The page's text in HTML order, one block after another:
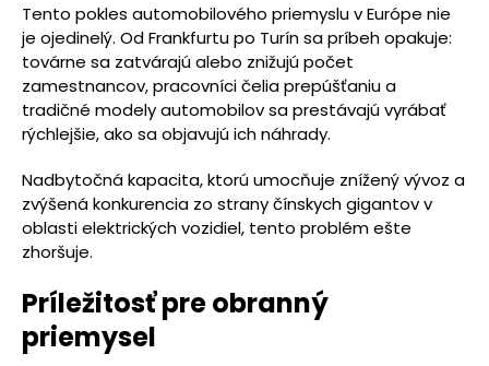
Tento pokles automobilového priemyslu v Európe nie
je ojedinelý. Od Frankfurtu po Turín sa príbeh opakuje:
továrne sa zatvárajú alebo znižujú počet
zamestnancov, pracovníci čelia prepúšťaniu a
tradičné modely automobilov sa prestávajú vyrábať
rýchlejšie, ako sa objavujú ich náhrady.
Nadbytočná kapacita, ktorú umocňuje znížený vývoz a
zvýšená konkurencia zo strany čínskych gigantov v
oblasti elektrických vozidiel, tento problém ešte
zhoršuje.
Príležitosť pre obranný
priemysel